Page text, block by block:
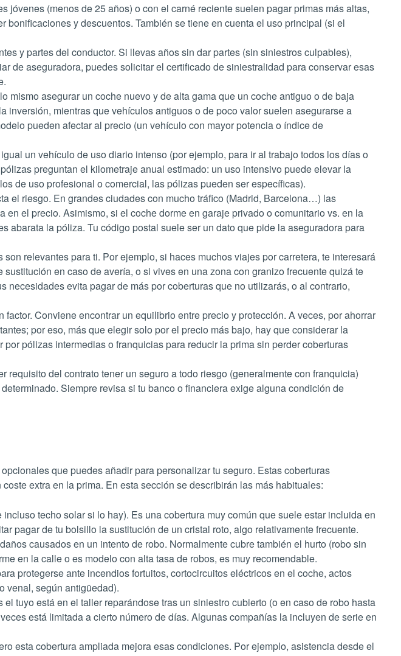
jóvenes (menos de 25 años) o con el carné reciente suelen pagar primas más altas,
y descuentos. También se tiene en cuenta el uso principal (si el
y partes del conductor. Si llevas años sin dar partes (sin siniestros culpables),
de aseguradora, puedes solicitar el certificado de siniestralidad para conservar esas
mismo asegurar un coche nuevo y de alta gama que un coche antiguo o de baja
mientras que vehículos antiguos o de poco valor suelen asegurarse a
pueden afectar al precio (un vehículo con mayor potencia o índice de
un vehículo de uso diario intenso (por ejemplo, para ir al trabajo todos los días o
preguntan el kilometraje anual estimado: un uso intensivo puede elevar la
de uso profesional o comercial, las pólizas pueden ser específicas).
el riesgo. En grandes ciudades con mucho tráfico (Madrid, Barcelona…) las
el precio. Asimismo, si el coche dorme en garaje privado o comunitario vs. en la
abarata la póliza. Tu código postal suele ser un dato que pide la aseguradora para
relevantes para ti. Por ejemplo, si haces muchos viajes por carretera, te interesará
en caso de avería, o si vives en una zona con granizo frecuente quizá te
evita pagar de más por coberturas que no utilizarás, o al contrario,
Conviene encontrar un equilibrio entre precio y protección. A veces, por ahorrar
por eso, más que elegir solo por el precio más bajo, hay que considerar la
pólizas intermedias o franquicias para reducir la prima sin perder coberturas
requisito del contrato tener un seguro a todo riesgo (generalmente con franquicia)
Siempre revisa si tu banco o financiera exige alguna condición de
que puedes añadir para personalizar tu seguro. Estas coberturas
extra en la prima. En esta sección se describirán las más habituales:
techo solar si lo hay). Es una cobertura muy común que suele estar incluida en
pagar de tu bolsillo la sustitución de un cristal roto, algo relativamente frecuente.
causados en un intento de robo. Normalmente cubre también el hurto (robo sin
en la calle o es modelo con alta tasa de robos, es muy recomendable.
protegerse ante incendios fortuitos, cortocircuitos eléctricos en el coche, actos
venal, según antigüedad).
el tuyo está en el taller reparándose tras un siniestro cubierto (o en caso de robo hasta
está limitada a cierto número de días. Algunas compañías la incluyen de serie en
esta cobertura ampliada mejora esas condiciones. Por ejemplo, asistencia desde el